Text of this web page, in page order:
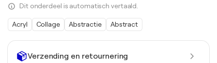
Verzending en retournering
Dit onderdeel is automatisch vertaald.
Acryl Collage Abstractie Abstract